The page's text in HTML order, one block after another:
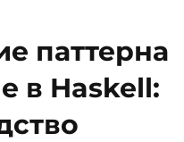
паттерна
в Haskell: